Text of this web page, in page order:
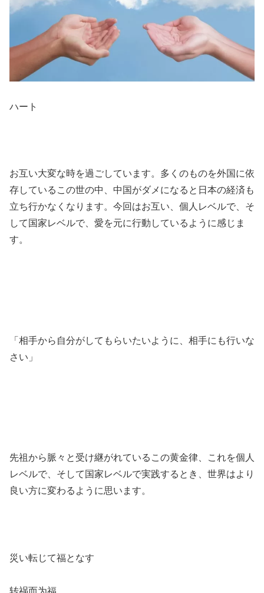
ハート
お互い大変な時を過ごしています。多くのものを外国に依
存しているこの世の中、中国がダメになると日本の経済も
立ち行かなくなります。今回はお互い、個人レベルで、そ
して国家レベルで、愛を元に行動しているように感じま
す。
「相手から自分がしてもらいたいように、相手にも行いな
さい」
先祖から脈々と受け継がれているこの黄金律、これを個人
レベルで、そして国家レベルで実践するとき、世界はより
良い方に変わるように思います。
災い転じて福となす